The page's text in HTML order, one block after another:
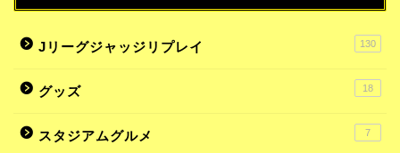
Jリーグジャッジリプレイ 130
グッズ 18
スタジアムグルメ 7